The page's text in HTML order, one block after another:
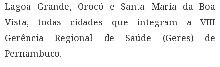
Lagoa Grande, Orocó e Santa Maria da Boa
Vista, todas cidades que integram a VIII
Gerência Regional de Saúde (Geres) de
Pernambuco.